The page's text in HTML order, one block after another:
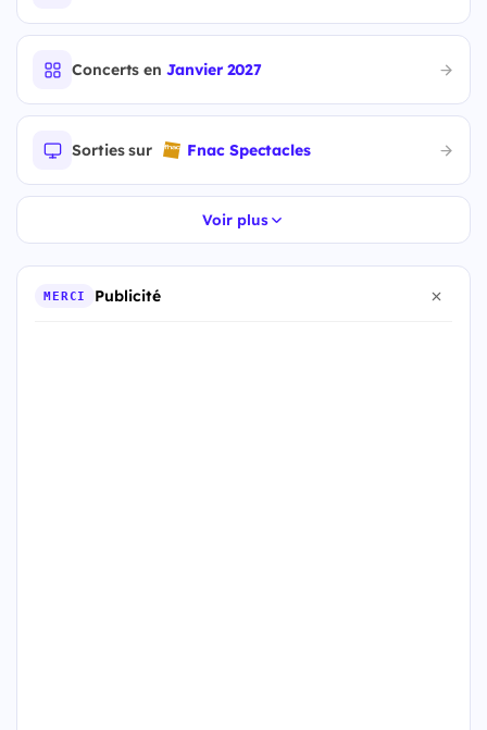
Concerts enJanvier 2027
Sorties sur Fnac Spectacles
Voir plus
MERCI Publicité